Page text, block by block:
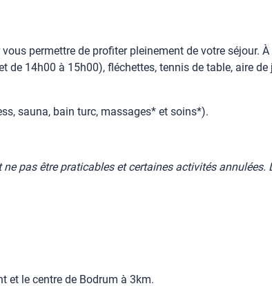
permettre de profiter pleinement de votre séjour.
14h00 à 15h00), fléchettes, tennis de table, aire
sauna, bain turc, massages* et soins*).
pas être praticables et certaines activités
et le centre de Bodrum à 3km.